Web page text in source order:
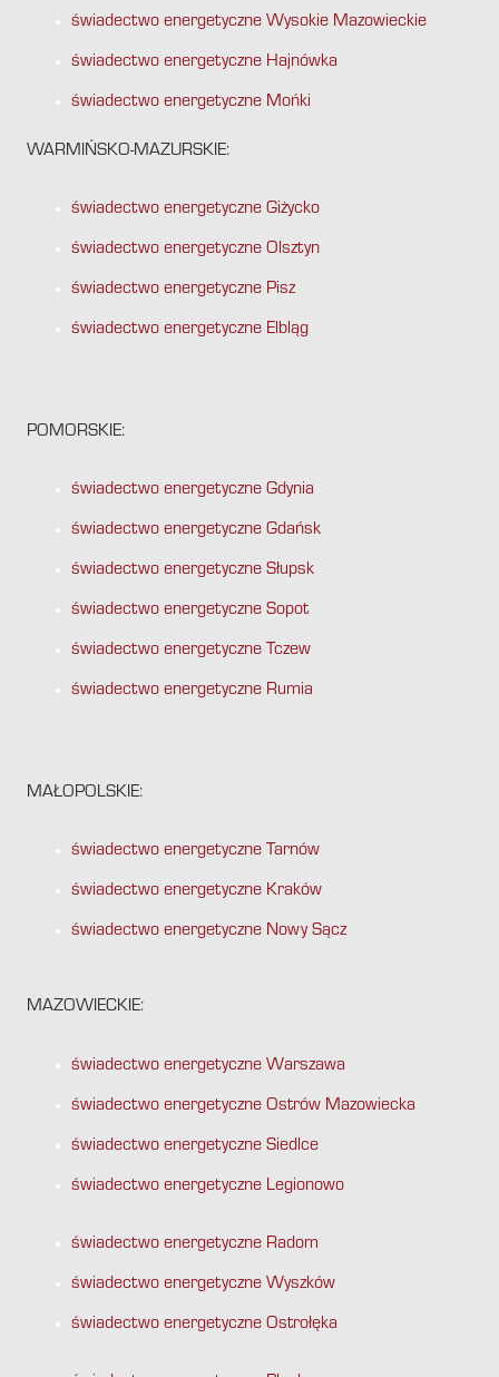
świadectwo energetyczne Wysokie Mazowieckie
świadectwo energetyczne Hajnówka
świadectwo energetyczne Mońki
WARMIŃSKO-MAZURSKIE:
świadectwo energetyczne Giżycko
świadectwo energetyczne Olsztyn
świadectwo energetyczne Pisz
świadectwo energetyczne Elbląg
POMORSKIE:
świadectwo energetyczne Gdynia
świadectwo energetyczne Gdańsk
świadectwo energetyczne Słupsk
świadectwo energetyczne Sopot
świadectwo energetyczne Tczew
świadectwo energetyczne Rumia
MAŁOPOLSKIE:
świadectwo energetyczne Tarnów
świadectwo energetyczne Kraków
świadectwo energetyczne Nowy Sącz
MAZOWIECKIE:
świadectwo energetyczne Warszawa
świadectwo energetyczne Ostrów Mazowiecka
świadectwo energetyczne Siedlce
świadectwo energetyczne Legionowo
świadectwo energetyczne Radom
świadectwo energetyczne Wyszków
świadectwo energetyczne Ostrołęka